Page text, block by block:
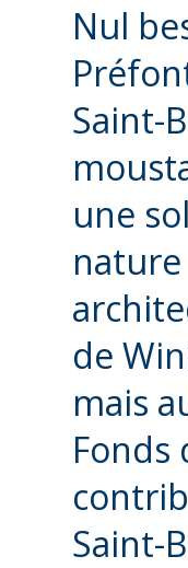
Nul
Saint-
une
de
mais
Fonds
Saint-